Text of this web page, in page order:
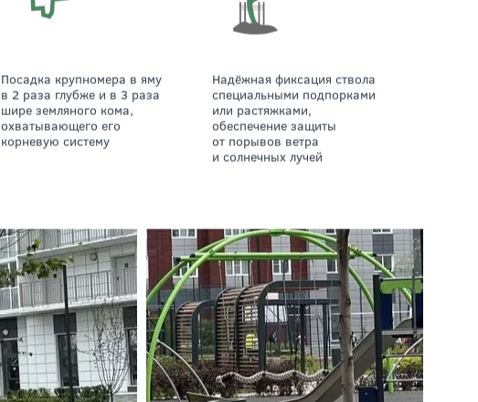
Посадка крупномера в яму
в 2 раза глубже и в 3 раза
шире земляного кома,
охватывающего его
корневую систему
Надёжная фиксация ствола
специальными подпорками
или растяжками,
обеспечение защиты
от порывов ветра
и солнечных лучей